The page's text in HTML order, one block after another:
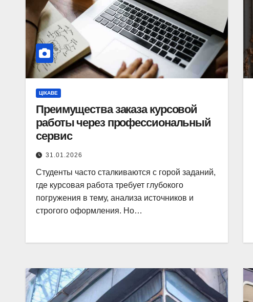
ЦІКАВЕ
Преимущества заказа курсовой
работы через профессиональный
сервис
31.01.2026
Студенты часто сталкиваются с горой заданий,
где курсовая работа требует глубокого
погружения в тему, анализа источников и
строгого оформления. Но…